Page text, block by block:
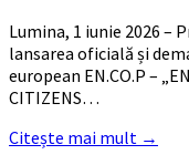
Lumina, 1 iunie 2026 –
lansarea oficială și
european EN.CO.P –
CITIZENS…
Citește mai mult →